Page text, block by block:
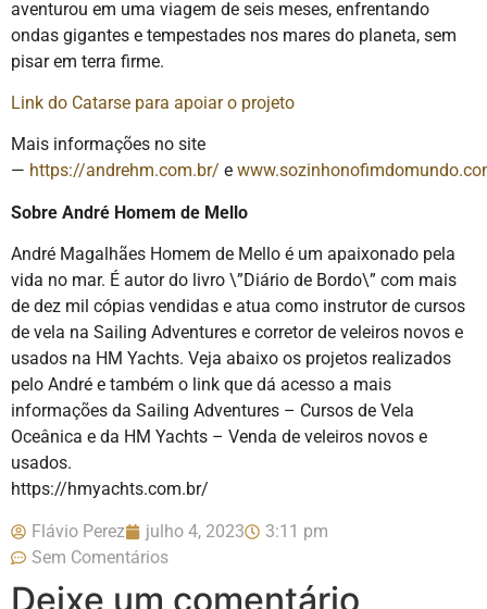
aventurou em uma viagem de seis meses, enfrentando
ondas gigantes e tempestades nos mares do planeta, sem
pisar em terra firme.
Link do Catarse para apoiar o projeto
Mais informações no site
— https://andrehm.com.br/ e
Sobre André Homem de Mello
André Magalhães Homem de Mello é um apaixonado pela
vida no mar. É autor do livro \”Diário de Bordo\” com mais
de dez mil cópias vendidas e atua como instrutor de cursos
de vela na Sailing Adventures e corretor de veleiros novos e
usados na HM Yachts. Veja abaixo os projetos realizados
pelo André e também o link que dá acesso a mais
informações da Sailing Adventures – Cursos de Vela
Oceânica e da HM Yachts – Venda de veleiros novos e
usados.
https://hmyachts.com.br/
Flávio Perez julho 4, 2023
3:11 pm
Sem Comentários
Deixe um comentário